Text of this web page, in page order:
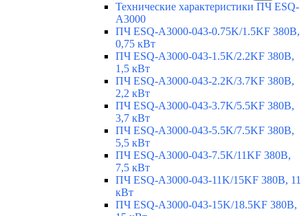
Технические характеристики ПЧ ESQ-
A3000
ПЧ ESQ-A3000-043-0.75K/1.5KF 380В,
0,75 кВт
ПЧ ESQ-A3000-043-1.5K/2.2KF 380В,
1,5 кВт
ПЧ ESQ-A3000-043-2.2K/3.7KF 380В,
2,2 кВт
ПЧ ESQ-A3000-043-3.7K/5.5KF 380В,
3,7 кВт
ПЧ ESQ-A3000-043-5.5K/7.5KF 380В,
5,5 кВт
ПЧ ESQ-A3000-043-7.5K/11KF 380В,
7,5 кВт
ПЧ ESQ-A3000-043-11K/15KF 380В, 11
кВт
ПЧ ESQ-A3000-043-15K/18.5KF 380В,